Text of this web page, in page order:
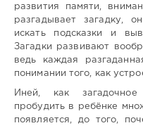
развития памяти,
разгадывает загадку,
искать подсказки и
Загадки развивают
ведь каждая
понимании того, как
Иней, как
пробудить в ребёнке
появляется, до того,